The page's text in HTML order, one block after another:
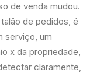
de venda mudou.
de pedidos, é
serviço, um
x da propriedade,
claramente,